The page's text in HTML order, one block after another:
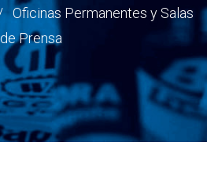
Oficinas Permanentes y Salas
de Prensa